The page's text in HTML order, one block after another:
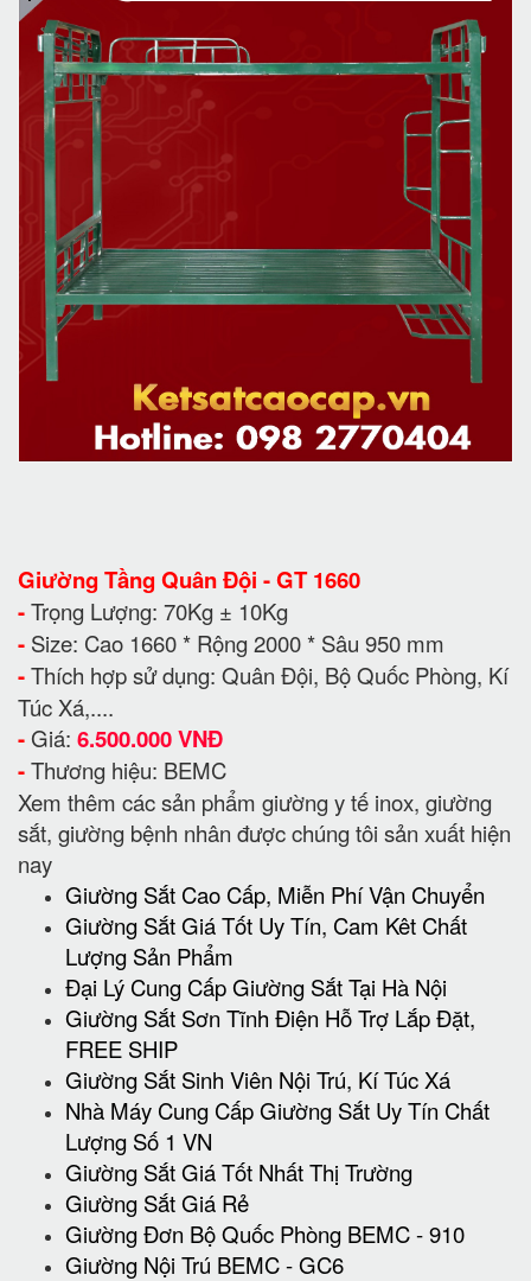
Giường Tầng Quân Đội - GT 1660
-Trọng Lượng: 70Kg ± 10Kg
- Size: Cao 1660 * Rộng 2000 * Sâu 950 mm
-Thích hợp sử dụng: Quân Đội, Bộ Quốc Phòng, Kí
Túc Xá,....
- Giá: 6.500.000 VNĐ
-Thương hiệu: BEMC
Xem thêm các sản phẩm giường y tế inox, giường
sắt, giường bệnh nhân được chúng tôi sản xuất hiện
nay
Giường Sắt Cao Cấp, Miễn Phí Vận Chuyển
Giường Sắt Giá Tốt Uy Tín, Cam Kêt Chất
Lượng Sản Phẩm
Đại Lý Cung Cấp Giường Sắt Tại Hà Nội
Giường Sắt Sơn Tĩnh Điện Hỗ Trợ Lắp Đặt,
FREE SHIP
Giường Sắt Sinh Viên Nội Trú, Kí Túc Xá
Nhà Máy Cung Cấp Giường Sắt Uy Tín Chất
Lượng Số 1 VN
Giường Sắt Giá Tốt Nhất Thị Trường
Giường Sắt Giá Rẻ
Giường Đơn Bộ Quốc Phòng BEMC - 910
Giường Nội Trú BEMC - GC6